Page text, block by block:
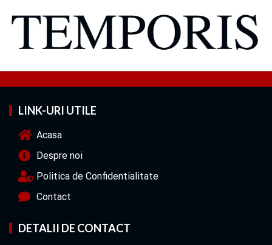
LINK-URI UTILE
Acasa
Despre noi
Politica de Confidentialitate
Contact
DETALII DE CONTACT